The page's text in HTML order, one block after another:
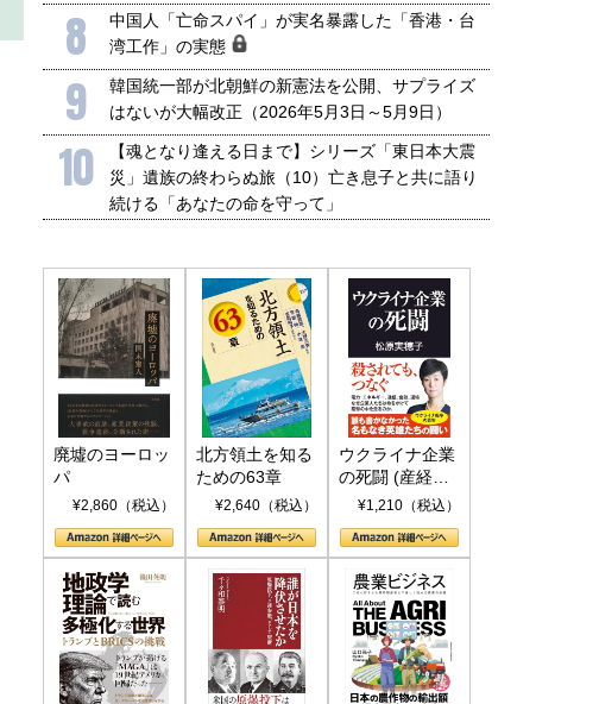
8
中国人「亡命スパイ」が実名暴露した「香港・台
湾工作」の実態
9
韓国統一部が北朝鮮の新憲法を公開、サプライズ
はないが大幅改正（2026年5月3日～5月9日）
10
【魂となり逢える日まで】シリーズ「東日本大震
災」遺族の終わらぬ旅（10）亡き息子と共に語り
続ける「あなたの命を守って」
廃墟のヨーロッ
パ
¥2,860（税込）
北方領土を知る
ための63章
¥2,640（税込）
ウクライナ企業
の死闘 (産経セ
レクト S 039)
¥1,210（税込）